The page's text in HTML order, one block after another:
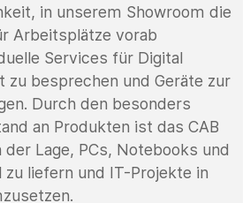
in unserem Showroom die
Arbeitsplätze vorab
Services für Digital
zu besprechen und Geräte zur
Durch den besonders
an Produkten ist das CAB
Lage, PCs, Notebooks und
zu liefern und IT-Projekte in